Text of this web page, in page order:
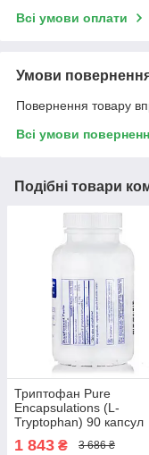
Всі умови оплати
Умови
Повернення товару
Всі умови
Подібні товари
Триптофан Pure
Encapsulations (L-
Tryptophan) 90 капсул
1 843 ₴ 3 686 ₴